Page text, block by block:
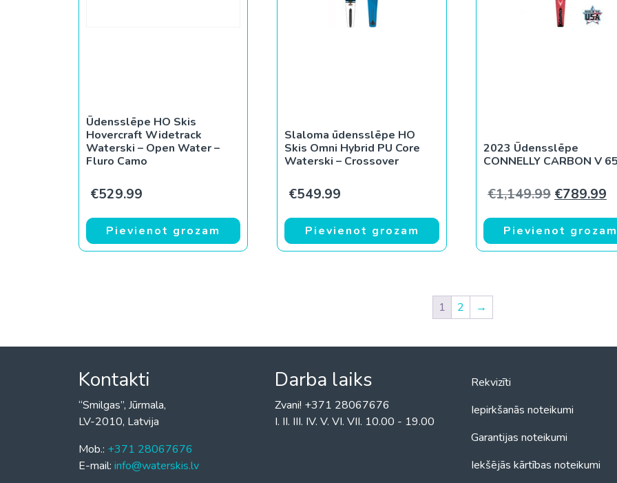
Ūdensslēpe HO Skis
Hovercraft Widetrack
Waterski – Open Water –
Fluro Camo
€529.99
Pievienot grozam
Slaloma ūdensslēpe HO
Skis Omni Hybrid PU Core
Waterski – Crossover
€549.99
Pievienot grozam
2023 Ūdensslēpe
CONNELLY CARBON V
€1,149.99 Original
€789.99
Pievienot grozam
1 2 →
Kontakti
“Smilgas”, Jūrmala,
LV-2010, Latvija
Mob.: +371 28067676
E-mail: info@waterskis.lv
Darba laiks
Zvani! +371 28067676
I. II. III. IV. V. VI. VII. 10.00 - 19.00
Rekvizīti
Iepirkšanās noteikumi
Garantijas noteikumi
Iekšējās kārtības noteikumi